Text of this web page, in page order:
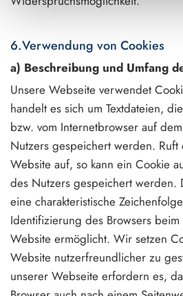
6.Verwendung von Cookies
a) Beschreibung und Umfang
Unsere Webseite verwendet
handelt es sich um Textdateien,
bzw. vom Internetbrowser auf
Nutzers gespeichert werden.
Website auf, so kann ein Cookie
des Nutzers gespeichert werden.
eine charakteristische
Identifizierung des Browsers
Website ermöglicht. Wir setzen
Website nutzerfreundlicher zu
unserer Webseite erfordern es,